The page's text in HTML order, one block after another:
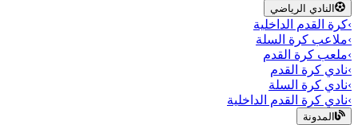
النادي الرياضي
›كرة القدم الداخلية
›ملاعب كرة السلة
›ملعب كرة القدم
›نادي كرة القدم
›نادي كرة السلة
›نادي كرة القدم الداخلية
المدونة